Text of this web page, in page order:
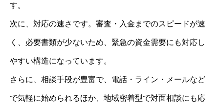
す。
次に、対応の速さです。審査・入金までのスピードが速
く、必要書類が少ないため、緊急の資金需要にも対応し
やすい構造になっています。
さらに、相談手段が豊富で、電話・ライン・メールなど
で気軽に始められるほか、地域密着型で対面相談にも応